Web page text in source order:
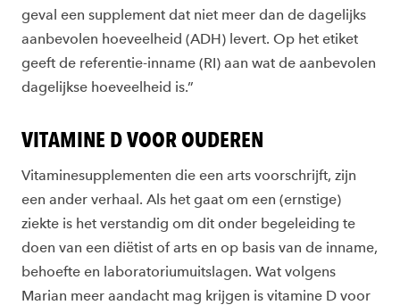
geval een supplement dat niet meer dan de dagelijks
aanbevolen hoeveelheid (ADH) levert. Op het etiket
geeft de referentie-inname (RI) aan wat de aanbevolen
dagelijkse hoeveelheid is.”
VITAMINE D VOOR OUDEREN
Vitaminesupplementen die een arts voorschrijft, zijn
een ander verhaal. Als het gaat om een (ernstige)
ziekte is het verstandig om dit onder begeleiding te
doen van een diëtist of arts en op basis van de inname,
behoefte en laboratoriumuitslagen. Wat volgens
Marian meer aandacht mag krijgen is vitamine D voor